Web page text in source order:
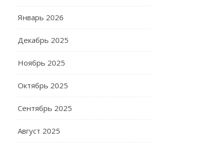
Январь 2026
Декабрь 2025
Ноябрь 2025
Октябрь 2025
Сентябрь 2025
Август 2025